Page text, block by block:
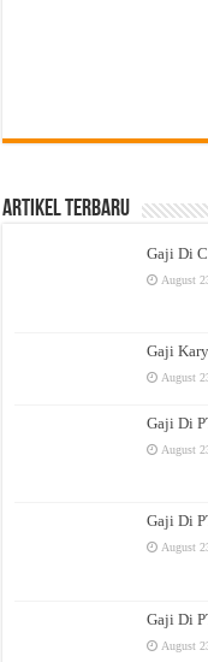
Artikel Terbaru
Gaji Di
August
Gaji
August
Gaji Di
August
Gaji Di
August
Gaji Di
August